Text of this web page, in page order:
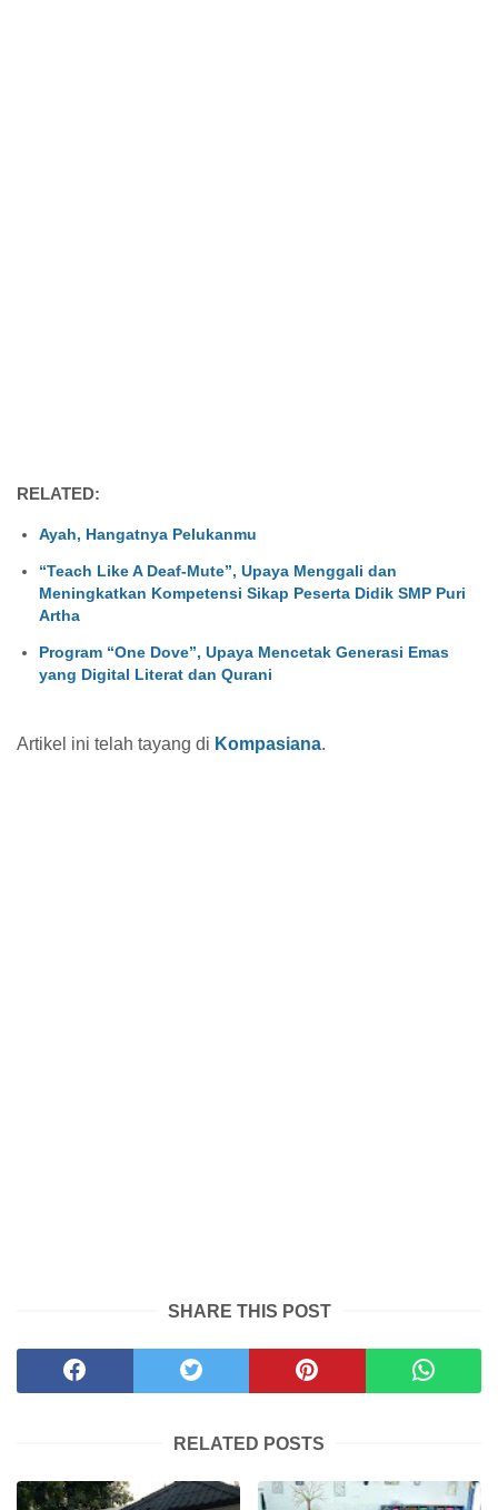
RELATED:
Ayah, Hangatnya Pelukanmu
“Teach Like A Deaf-Mute”, Upaya Menggali dan
Meningkatkan Kompetensi Sikap Peserta Didik SMP Puri
Artha
Program “One Dove”, Upaya Mencetak Generasi Emas
yang Digital Literat dan Qurani
Artikel ini telah tayang di Kompasiana.
SHARE THIS POST
RELATED POSTS